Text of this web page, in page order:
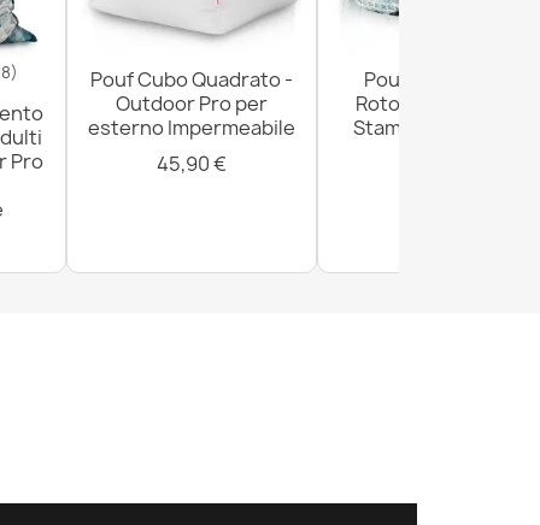
Pro
Pouf Cubo Quadrato -
Outdoor Pro per
esterno Impermeabile
45,90 €
Pouf Poggiapiedi
Rotondo - Tessuto
Stampato Premium